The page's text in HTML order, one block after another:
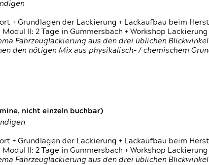
+ Grundlagen der Lackierung + Lackaufbau beim
II: 2 Tage in Gummersbach + Workshop Lackierung
Fahrzeuglackierung aus den drei üblichen
den nötigen Mix aus physikalisch- / chemischem
nicht einzeln buchbar)
+ Grundlagen der Lackierung + Lackaufbau beim
II: 2 Tage in Gummersbach + Workshop Lackierung
Fahrzeuglackierung aus den drei üblichen